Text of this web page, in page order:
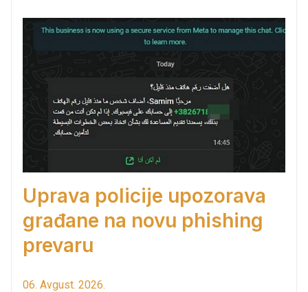
Uprava policije upozorava
građane na novu phishing
prevaru
06. Avgust. 2026.